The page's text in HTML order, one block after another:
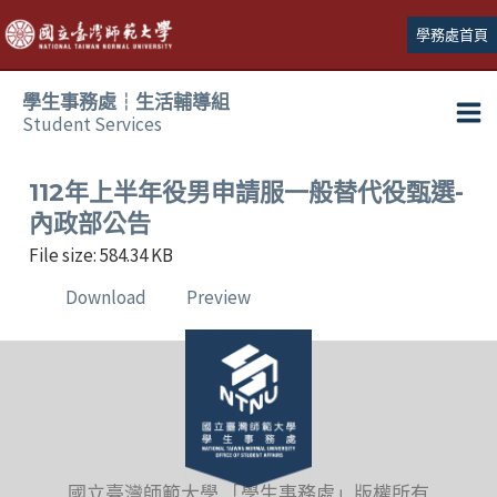
跳
至
主
學務處首頁
學生事務處┆生活輔導組
Student Services
112年上半年役男申請服一般替代役甄選-
內政部公告
File size: 584.34 KB
Download
Preview